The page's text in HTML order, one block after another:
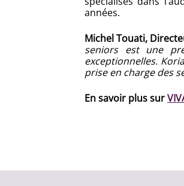
années.
Michel Touati,
seniors est une
exceptionnelles.
prise en charge des
En savoir plus sur